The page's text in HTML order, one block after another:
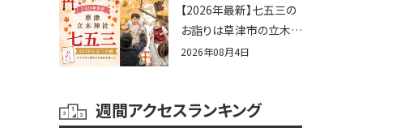
ママベビーフェスタ
2026！親子で楽しもう
♪inピエリ守山
【2026年最新】七五三の
お詣りは草津市の立木神
社へ♪七五三お祝い企
2026年08月4日
週間アクセスランキング